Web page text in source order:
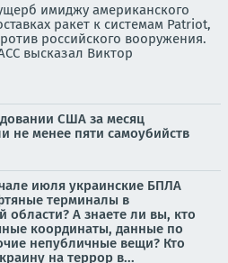
имиджу американского
ракет к системам Patriot,
российского вооружения.
высказал Виктор
США за месяц
не менее пяти самоубийств
июля украинские БПЛА
терминалы в
области? А знаете ли вы, кто
координаты, данные по
непубличные вещи? Кто
на террор в...